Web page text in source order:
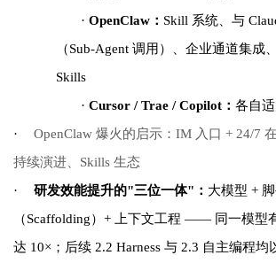
· OpenClaw： Skill 系统、与
（Sub-Agent 调用）、企业通道集成
Skills
· Cursor / Trae / Copilot： 各自
·
OpenClaw 爆火的启示：IM 入口 + 24/7
持续演进、Skills 生态
·
研发效能提升的"三位一体"： 大模型 +
（Scaffolding）+ 上下文工程 —— 同一模型
达 10×；后续 2.2 Harness 与 2.3 自主编程均